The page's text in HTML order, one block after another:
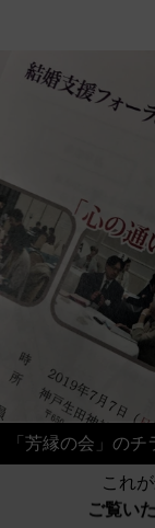
「芳縁の会」のチ
これ
ご覧い